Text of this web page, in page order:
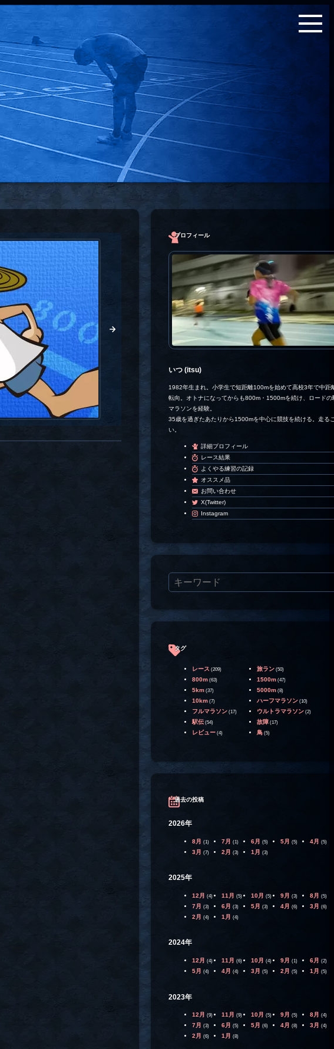
プロフィール
いつ (itsu)
1982年生まれ。小学生で短距離100mを始めて高校3年で中距
転向。オトナになってからも800m・1500mを続け、ロードの
マラソンを経験。
35歳を過ぎたあたりから1500mを中心に競技を続ける。走る
い。
詳細プロフィール
レース結果
よくやる練習の記録
オススメ品
お問い合わせ
X(Twitter)
Instagram
タグ
レース (209) 旅ラン (50)
800m (63) 1500m (47)
5km (37) 5000m (8)
10km (7) ハーフマラソン (10)
フルマラソン (17) ウルトラマラソン (2)
駅伝 (54) 故障 (17)
レビュー (4) 鳥 (5)
過去の投稿
2026年
8月 (1) 7月 (1) 6月 (5) 5月 (5) 4月 (5)
3月 (7) 2月 (3) 1月 (3)
2025年
12月 (4) 11月 (5) 10月 (5) 9月 (3) 8月 (5)
7月 (3) 6月 (3) 5月 (3) 4月 (6) 3月 (6)
2月 (4) 1月 (4)
2024年
12月 (4) 11月 (6) 10月 (4) 9月 (1) 6月 (2)
5月 (4) 4月 (4) 3月 (5) 2月 (5) 1月 (5)
2023年
12月 (9) 11月 (9) 10月 (5) 9月 (5) 8月 (4)
7月 (3) 6月 (5) 5月 (6) 4月 (8) 3月 (4)
2月 (6) 1月 (8)